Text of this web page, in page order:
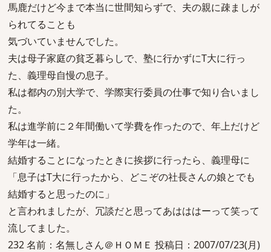
馬鹿だけど今まで本当に世間知らずで、夫の親に疎ましが
られてることも
気づいていませんでした。
夫は母子家庭の貧乏暮らしで、塾に行かずにT大に行っ
た、義理母自慢の息子。
私は都内の別大学で、学際実行委員の仕事で知り合いまし
た。
私は進学前に２年間働いて学費を作ったので、年上だけど
学年は一緒。
結婚することになったときに挨拶に行ったら、義理母に
「息子はT大に行ったから、どこぞの社長さんの娘とでも
結婚すると思ったのに」
と言われましたが、冗談だと思ってあはははーって笑って
流してました。
232 名前：名無しさん＠ＨＯＭＥ 投稿日：2007/07/23(月)